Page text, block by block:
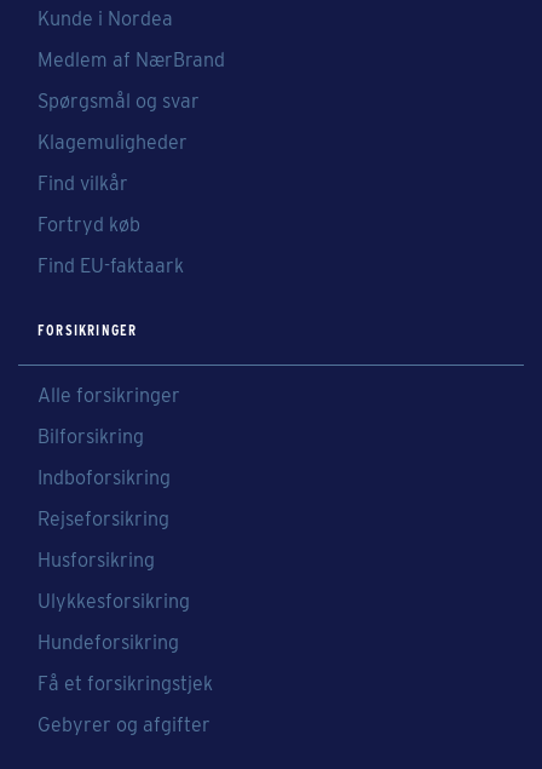
Kunde i Nordea
Medlem af NærBrand
Spørgsmål og svar
Klagemuligheder
Find vilkår
Fortryd køb
Find EU-faktaark
FORSIKRINGER
Alle forsikringer
Bilforsikring
Indboforsikring
Rejseforsikring
Husforsikring
Ulykkesforsikring
Hundeforsikring
Få et forsikringstjek
Gebyrer og afgifter